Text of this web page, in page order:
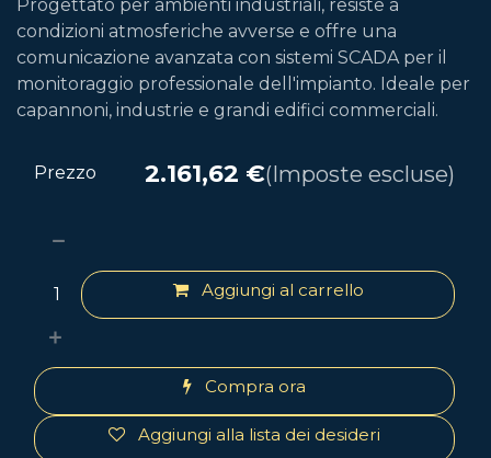
Progettato per ambienti industriali, resiste a
condizioni atmosferiche avverse e offre una
comunicazione avanzata con sistemi SCADA per il
monitoraggio professionale dell'impianto. Ideale per
capannoni, industrie e grandi edifici commerciali.
Aggiungi al carrello
Compra ora
Aggiungi alla lista dei desideri
Prezzo 2.161,62 €(Imposte escluse)